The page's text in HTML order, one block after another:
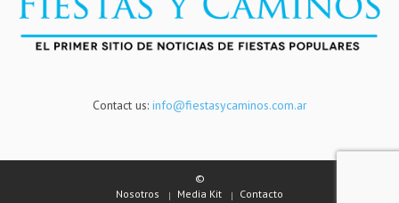
Contact us: info@fiestasycaminos.com.ar
©
Nosotros
Media Kit Contacto